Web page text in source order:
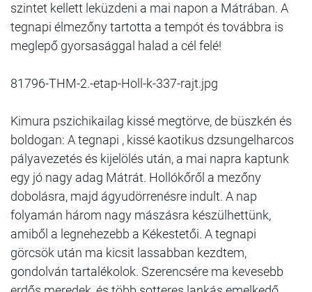
szintet kellett leküzdeni a mai napon a Mátrában. A
tegnapi élmezőny tartotta a tempót és továbbra is
meglepő gyorsasággal halad a cél felé!
81796-THM-2.-etap-Holl-k-337-rajt.jpg
Kimura pszichikailag kissé megtörve, de büszkén és
boldogan: A tegnapi , kissé kaotikus dzsungelharcos
pályavezetés és kijelölés után, a mai napra kaptunk
egy jó nagy adag Mátrát. Hollókőről a mezőny
dobolásra, majd ágyudörrenésre indult. A nap
folyamán három nagy mászásra készülhettünk,
amiből a legnehezebb a Kékestetői. A tegnapi
görcsök után ma kicsit lassabban kezdtem,
gondolván tartalékolok. Szerencsére ma kevesebb